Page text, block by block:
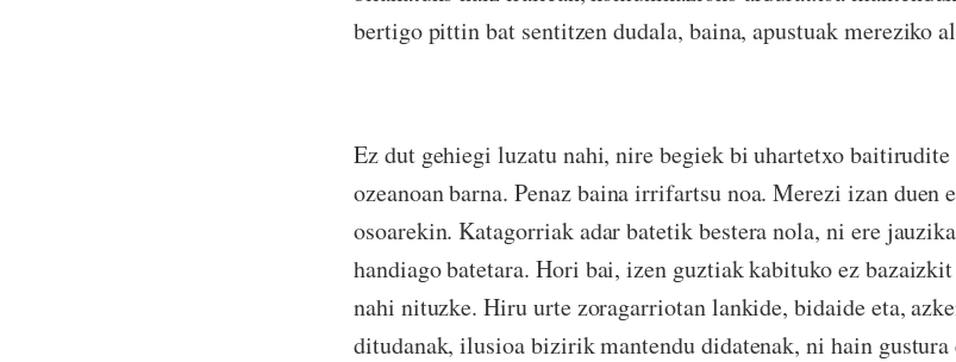
bertigo pittin bat sentitzen dudala, baina, apustuak mereziko
Ez dut gehiegi luzatu nahi, nire begiek bi uhartetxo
ozeanoan barna. Penaz baina irrifartsu noa. Merezi izan duen
osoarekin. Katagorriak adar batetik bestera nola, ni ere
handiago batetara. Hori bai, izen guztiak kabituko ez
nahi nituzke. Hiru urte zoragarriotan lankide, bidaide eta,
ditudanak, ilusioa bizirik mantendu didatenak, ni hain